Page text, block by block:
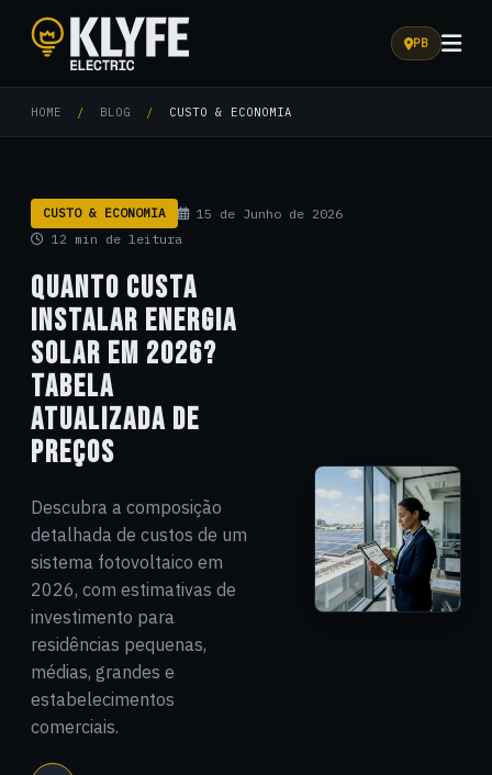
Klyfe Electric
PB
HOME / BLOG / CUSTO & ECONOMIA
CUSTO & ECONOMIA
15 de Junho de 2026
12 min de leitura
QUANTO CUSTA
INSTALAR ENERGIA
SOLAR EM 2026?
TABELA
ATUALIZADA DE
PREÇOS
Descubra a composição
detalhada de custos de um
sistema fotovoltaico em
2026, com estimativas de
investimento para
residências pequenas,
médias, grandes e
estabelecimentos
comerciais.